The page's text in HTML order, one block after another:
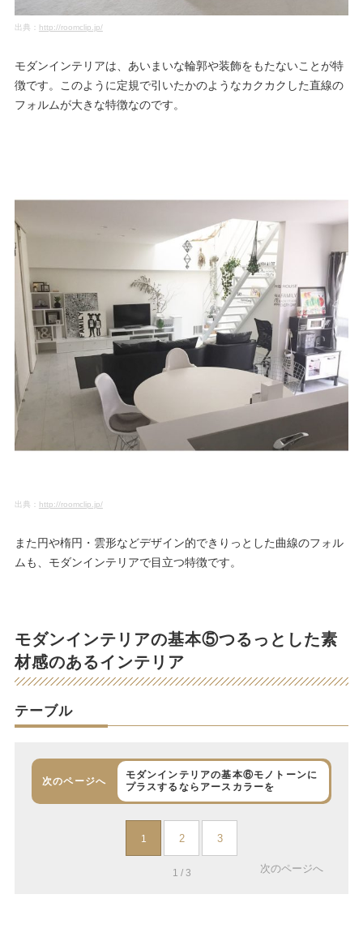
出典： http://roomclip.jp/
モダンインテリアは、あいまいな輪郭や装飾をもたないことが特
徴です。このように定規で引いたかのようなカクカクした直線の
フォルムが大きな特徴なのです。
出典： http://roomclip.jp/
また円や楕円・雲形などデザイン的できりっとした曲線のフォル
ムも、モダンインテリアで目立つ特徴です。
モダンインテリアの基本⑤つるっとした素
材感のあるインテリア
テーブル
次のページへ
モダンインテリアの基本⑥モノトーンに
プラスするならアースカラーを
1 2 3
1 / 3 次のページへ